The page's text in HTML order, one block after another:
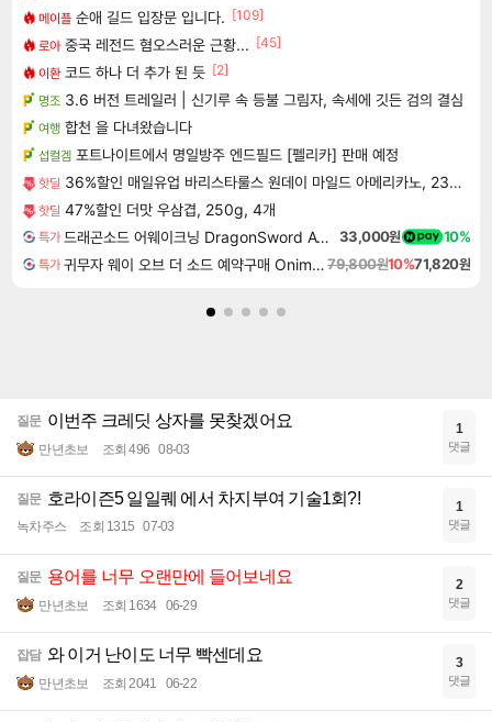
메이플 순애 길드 입장문 입니다. [109]
로아 중국 레전드 혐오스러운 근황... [45]
이환 코드 하나 더 추가 된 듯 [2]
명조 3.6 버전 트레일러 | 신기루 속 등불 그림자, 속세에 깃든 검의 결심
여행 합천 을 다녀왔습니다
섭컬겜 포트나이트에서 명일방주 엔드필드 [펠리카] 판매 예정
핫딜 36%할인 매일유업 바리스타룰스 원데이 마일드 아메리카노, 230ml, 20개
핫딜 47%할인 더맛 우삼겹, 250g, 4개
특가 드래곤소드 어웨이크닝 DragonSword Awakening 33,000원 10%
특가 귀무자 웨이 오브 더 소드 예약구매 Onimusha Way of the Sword79,800원10%71,820원
질문 이번주 크레딧 상자를 못찾겠어요
만년초보 조회 496 08-03
1
댓글
질문 호라이즌5 일일퀘 에서 차지부여 기술1회?!
녹차주스 조회 1315 07-03
1
댓글
질문 용어를 너무 오랜만에 들어보네요
만년초보 조회 1634 06-29
2
댓글
잡담 와 이거 난이도 너무 빡센데요
만년초보 조회 2041 06-22
3
댓글